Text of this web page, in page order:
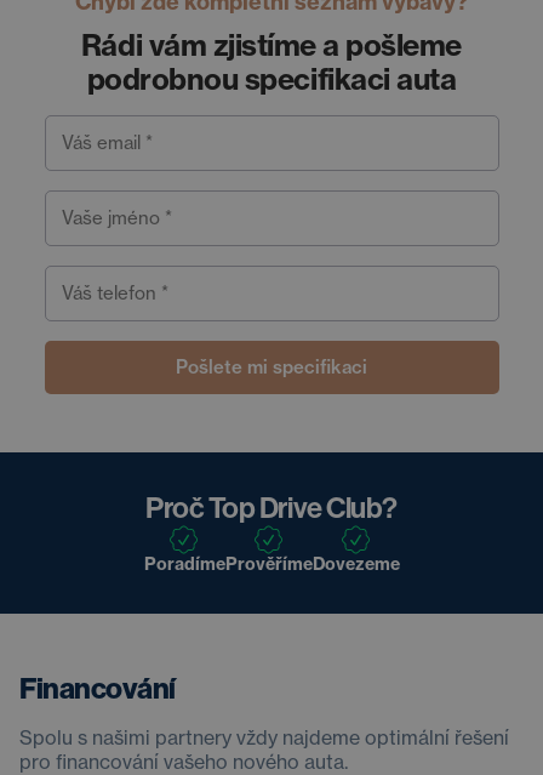
Rádi vám zjistíme a pošleme
podrobnou specifikaci auta
Váš email *
Vaše jméno *
Váš telefon *
Pošlete mi specifikaci
Proč Top Drive Club?
PoradímePrověřímeDovezeme
Financování
Spolu s našimi partnery vždy najdeme optimální řešení
pro financování vašeho nového auta.